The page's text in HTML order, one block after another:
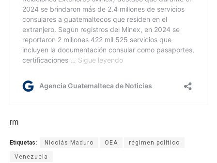
rm
Etiquetas: Nicolás Maduro OEA régimen político
Venezuela